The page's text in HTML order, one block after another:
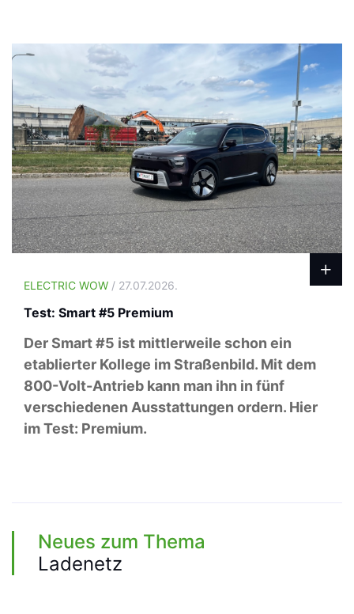
ELECTRIC WOW / 27.07.2026.
Test: Smart #5 Premium
Der Smart #5 ist mittlerweile schon ein
etablierter Kollege im Straßenbild. Mit dem
800-Volt-Antrieb kann man ihn in fünf
verschiedenen Ausstattungen ordern. Hier
im Test: Premium.
Neues zum Thema
Ladenetz